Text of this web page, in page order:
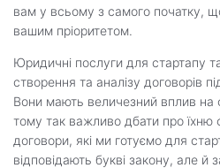
вам у всьому з самого початку,
вашим пріоритетом.
Юридичні послуги для стартапу
створення та аналізу договорів
Вони мають величезний вплив на
тому так важливо дбати про
договори, які ми готуємо для
відповідають букві закону, але й